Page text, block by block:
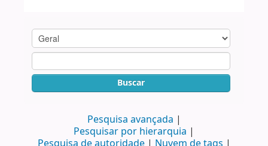
Buscar
Pesquisa avançada
Pesquisar por hierarquia